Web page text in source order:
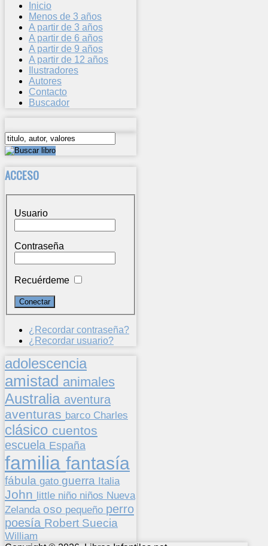
Inicio
Menos de 3 años
A partir de 3 años
A partir de 6 años
A partir de 9 años
A partir de 12 años
Ilustradores
Autores
Contacto
Buscador
ACCESO
Usuario
Contraseña
Recuérdeme
¿Recordar contraseña?
¿Recordar usuario?
adolescencia
amistad animales
Australia aventura
aventuras barco Charles
clásico cuentos
escuela España
familia fantasía
fábula gato guerra Italia
John little niño niños Nueva
Zelanda oso pequeño perro
poesía Robert Suecia
William